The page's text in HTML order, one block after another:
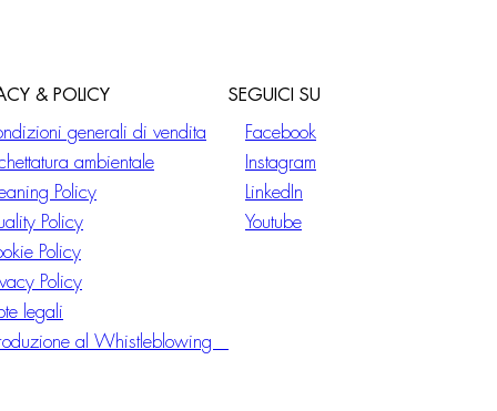
& POLICY
generali di vendita
ambientale
Policy
Policy
Policy
Policy
legali
al Whistleblowing
SEGUICI SU
Facebook
Instagram
LinkedIn
Youtube